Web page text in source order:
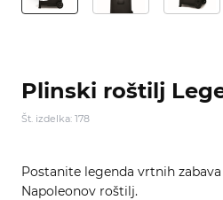
Plinski roštilj
Št. izdelka: 178
Postanite legenda vrtnih
Napoleonov roštilj.